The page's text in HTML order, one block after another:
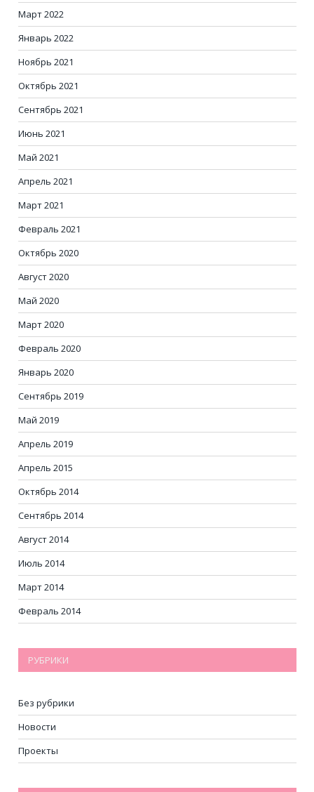
Март 2022
Январь 2022
Ноябрь 2021
Октябрь 2021
Сентябрь 2021
Июнь 2021
Май 2021
Апрель 2021
Март 2021
Февраль 2021
Октябрь 2020
Август 2020
Май 2020
Март 2020
Февраль 2020
Январь 2020
Сентябрь 2019
Май 2019
Апрель 2019
Апрель 2015
Октябрь 2014
Сентябрь 2014
Август 2014
Июль 2014
Март 2014
Февраль 2014
РУБРИКИ
Без рубрики
Новости
Проекты